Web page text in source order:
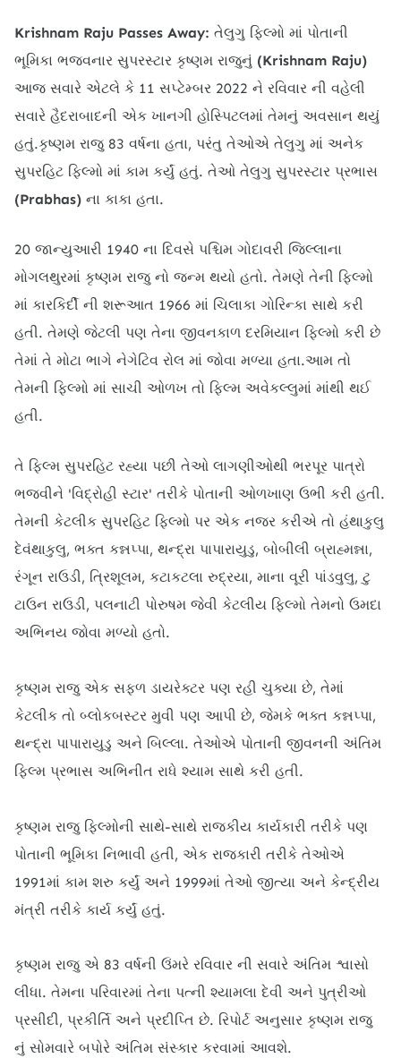
Krishnam Raju Passes Away: તેલુગુ ફિલ્મો માં પોતાની
ભૂમિકા ભજવનાર સુપરસ્ટાર કૃષ્ણમ રાજુનું (Krishnam Raju)
આજ સવારે એટલે કે 11 સપ્ટેમ્બર 2022 ને રવિવાર ની વહેલી
સવારે હૈદરાબાદની એક ખાનગી હોસ્પિટલમાં તેમનું અવસાન થયું
હતું.કૃષ્ણમ રાજુ 83 વર્ષના હતા, પરંતુ તેઓએ તેલુગુ માં અનેક
સુપરહિટ ફિલ્મો માં કામ કર્યું હતું. તેઓ તેલુગુ સુપરસ્ટાર પ્રભાસ
(Prabhas) ના કાકા હતા.
20 જાન્યુઆરી 1940 ના દિવસે પશ્ચિમ ગોદાવરી જિલ્લાના
મોગલથુરમાં કૃષ્ણમ રાજુ નો જન્મ થયો હતો. તેમણે તેની ફિલ્મો
માં કારકિર્દી ની શરૂઆત 1966 માં ચિલાકા ગોરિન્કા સાથે કરી
હતી. તેમણે જેટલી પણ તેના જીવનકાળ દરમિયાન ફિલ્મો કરી છે
તેમાં તે મોટા ભાગે નેગેટિવ રોલ માં જોવા મળ્યા હતા.આમ તો
તેમની ફિલ્મો માં સાચી ઓળખ તો ફિલ્મ અવેકલ્લુમાં માંથી થઈ
હતી.
તે ફિલ્મ સુપરહિટ રહ્યા પછી તેઓ લાગણીઓથી ભરપૂર પાત્રો
ભજવીને 'વિદ્રોહી સ્ટાર' તરીકે પોતાની ઓળખાણ ઉભી કરી હતી.
તેમની કેટલીક સુપરહિટ ફિલ્મો પર એક નજર કરીએ તો હંથાકુલુ
દેવંથાકુલુ, ભક્ત કન્નપ્પા, થન્દ્રા પાપારાયુડુ, બોબીલી બ્રાહ્મન્ના,
રંગૂન રાઉડી, ત્રિશૂલમ, કટાકટલા રુદ્રયા, માના વૂરી પાંડવુલુ, ટુ
ટાઉન રાઉડી, પલનાટી પોરુષમ જેવી કેટલીય ફિલ્મો તેમનો ઉમદા
અભિનય જોવા મળ્યો હતો.
કૃષ્ણમ રાજુ એક સફળ ડાયરેક્ટર પણ રહી ચુક્યા છે, તેમાં
કેટલીક તો બ્લોકબસ્ટર મુવી પણ આપી છે, જેમકે ભક્ત કન્નપ્પા,
થન્દ્રા પાપારાયુડુ અને બિલ્લા. તેઓએ પોતાની જીવનની અંતિમ
ફિલ્મ પ્રભાસ અભિનીત રાધે શ્યામ સાથે કરી હતી.
કૃષ્ણમ રાજુ ફિલ્મોની સાથે-સાથે રાજકીય કાર્યકારી તરીકે પણ
પોતાની ભૂમિકા નિભાવી હતી, એક રાજકારી તરીકે તેઓએ
1991માં કામ શરુ કર્યું અને 1999માં તેઓ જીત્યા અને કેન્દ્રીય
મંત્રી તરીકે કાર્ય કર્યું હતું.
કૃષ્ણમ રાજુ એ 83 વર્ષની ઉંમરે રવિવાર ની સવારે અંતિમ શ્વાસો
લીધા. તેમના પરિવારમાં તેના પત્ની શ્યામલા દેવી અને પુત્રીઓ
પ્રસીદી, પ્રકીર્તિ અને પ્રદીપ્તિ છે. રિપોર્ટ અનુસાર કૃષ્ણમ રાજુ
નું સોમવારે બપોરે અંતિમ સંસ્કાર કરવામાં આવશે.